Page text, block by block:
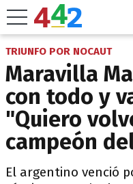
TRIUNFO POR NOCAUT
Maravilla
con todo y
"Quiero
campeón
El argentino venció